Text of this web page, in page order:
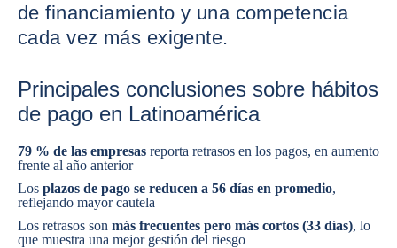
de financiamiento y una competencia
cada vez más exigente.
Principales conclusiones sobre hábitos
de pago en Latinoamérica
79 % de las empresas reporta retrasos en los pagos, en aumento
frente al año anterior
Los plazos de pago se reducen a 56 días en promedio,
reflejando mayor cautela
Los retrasos son más frecuentes pero más cortos (33 días), lo
que muestra una mejor gestión del riesgo